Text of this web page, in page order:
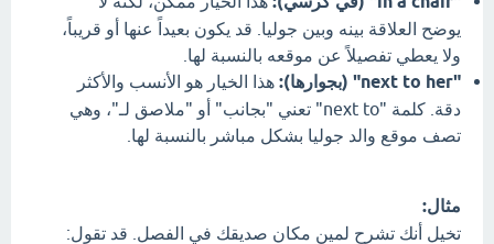
يوضح العلاقة بينه وبين جوليا. قد يكون بعيداً عنها أو قريباً،
ولا يعطي تفصيلاً عن موقعه بالنسبة لها.
"next to her" (بجوارها):
هذا الخيار هو الأنسب والأكثر
دقة. كلمة "next to" تعني "بجانب" أو "ملاصق لـ"، وهي
تصف موقع والد جوليا بشكل مباشر بالنسبة لها.
مثال:
تخيل أنك تشرح لمين مكان صديقك في الفصل. قد تقول: